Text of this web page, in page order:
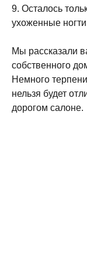
9. Осталось
ухоженные
Мы рассказали
собственного
Немного
нельзя будет
дорогом салоне.